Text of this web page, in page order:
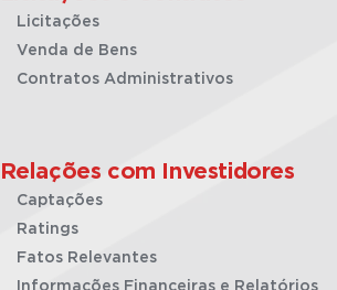
Licitações
Venda de Bens
Contratos Administrativos
Relações com Investidores
Captações
Ratings
Fatos Relevantes
Informações Financeiras e Relatórios